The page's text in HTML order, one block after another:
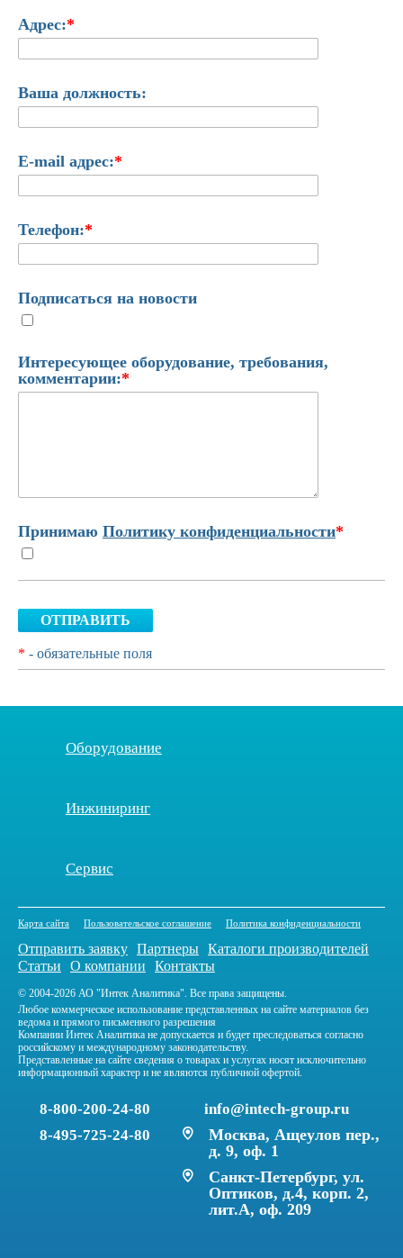
Адрес:*
Ваша должность:
E-mail адрес:*
Телефон:*
Подписаться на новости
Интересующее оборудование, требования,
комментарии:*
Принимаю Политику конфиденциальности*
ОТПРАВИТЬ
* - обязательные поля
Оборудование
Инжиниринг
Сервис
Карта сайта Пользовательское соглашение Политика конфиденциальности
Отправить заявку Партнеры Каталоги производителей
Статьи
О компании Контакты
© 2004-2026 АО "Интек Аналитика". Все права защищены.
Любое коммерческое использование представленных на сайте материалов без
ведома и прямого письменного разрешения
Компании Интек Аналитика не допускается и будет преследоваться согласно
российскому и международному законодательству.
Представленные на сайте сведения о товарах и услугах носят исключительно
информационный характер и не являются публичной офертой.
8-800-200-24-80
8-495-725-24-80
info@intech-group.ru
Москва, Ащеулов пер.,
д. 9, оф. 1
Санкт-Петербург, ул.
Оптиков, д.4, корп. 2,
лит.А, оф. 209